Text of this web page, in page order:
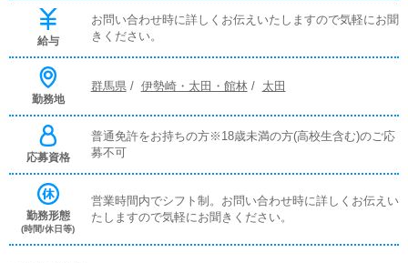
給与
お問い合わせ時に詳しくお伝えいたしますので気軽にお聞
きください。
勤務地
群馬県/ 伊勢崎・太田・館林/ 太田
応募資格
普通免許をお持ちの方※18歳未満の方(高校生含む)のご応
募不可
勤務形態
(時間/休日等)
営業時間内でシフト制。お問い合わせ時に詳しくお伝えい
たしますので気軽にお聞きください。